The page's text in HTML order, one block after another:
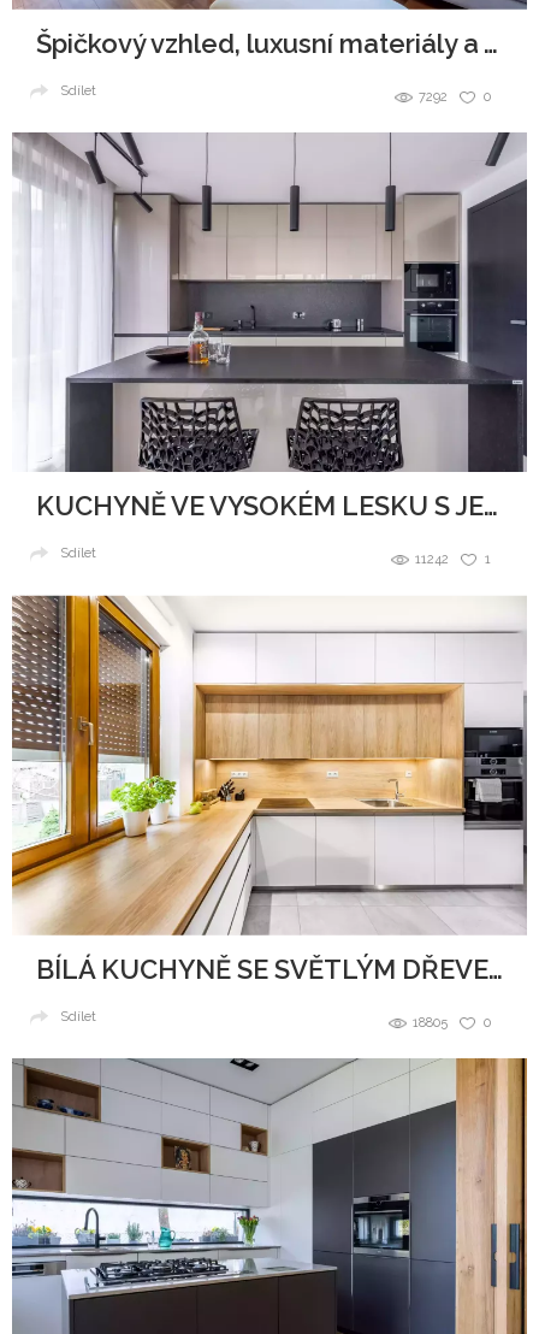
Špičkový vzhled, luxusní materiály a všudypřítomná elegance.
0
7292
Sdílet
KUCHYNĚ VE VYSOKÉM LESKU S JEMNÝMI TŘPYTKAMI
1
11242
Sdílet
BÍLÁ KUCHYNĚ SE SVĚTLÝM DŘEVEM
0
18805
Sdílet